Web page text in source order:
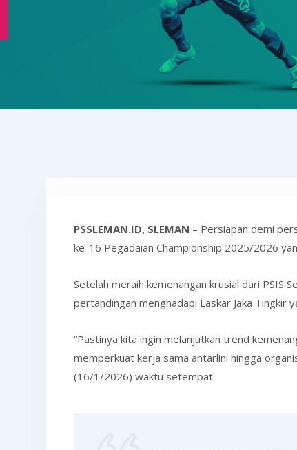
PSSLEMAN.ID, SLEMAN – Persiapan demi
ke-16 Pegadaian Championship 2025/2026
Setelah meraih kemenangan krusial dari PSIS
pertandingan menghadapi Laskar Jaka Tingkir
“Pastinya kita ingin melanjutkan trend
memperkuat kerja sama antarlini hingga
(16/1/2026) waktu setempat.